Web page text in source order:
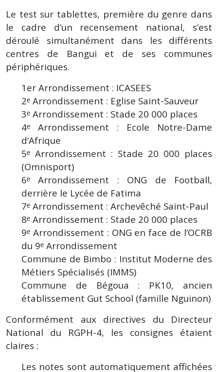
Le test sur tablettes, première du genre dans
le cadre d’un recensement national, s’est
déroulé simultanément dans les différents
centres de Bangui et de ses communes
périphériques.
1er Arrondissement : ICASEES
2ᵉ Arrondissement : Eglise Saint-Sauveur
3ᵉ Arrondissement : Stade 20 000 places
4ᵉ Arrondissement : Ecole Notre-Dame
d’Afrique
5ᵉ Arrondissement : Stade 20 000 places
(Omnisport)
6ᵉ Arrondissement : ONG de Football,
derrière le Lycée de Fatima
7ᵉ Arrondissement : Archevêché Saint-Paul
8ᵉ Arrondissement : Stade 20 000 places
9ᵉ Arrondissement : ONG en face de l’OCRB
du 9ᵉ Arrondissement
Commune de Bimbo : Institut Moderne des
Métiers Spécialisés (IMMS)
Commune de Bégoua : PK10, ancien
établissement Gut School (famille Nguinon)
Conformément aux directives du Directeur
National du RGPH-4, les consignes étaient
claires :
Les notes sont automatiquement affichées